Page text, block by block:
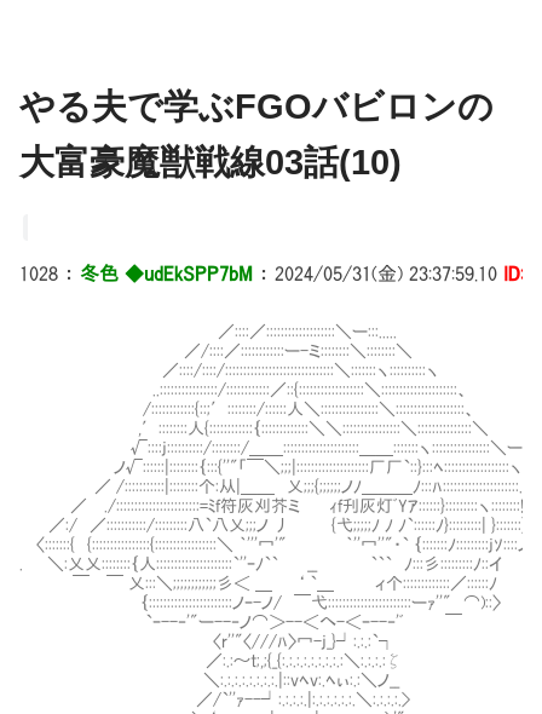
やる夫で学ぶFGOバビロンの
大富豪魔獣戦線03話(10)
1028 ： 冬色 ◆udEkSPP7bM ： 2024/05/31(金) 23:37:59.10
／::::／:::::::::::::::::::＼ー:::.....
／/::::／::::::::::::ー-ミ::::::::＼::::::::＼
／::::/::::/::::::::::::::::::::::::::::::＼:::::::ヽ::::::::::ヽ
..::::::::::::::::/::::::::::::／::{::::::::::::::::::＼:::::::::::::::::::::、
/::::::::::::{::;′::::::::/::::::人＼::::::::::::::::＼:::::::::::::::::::、
,′::::::::人{::::::::::::｛:::::::::::::＼＼::::::::::::::::＼:::::::::::::::＼
√::::j::::::::::/::::::::/＿＿:::::::::::::::::::::＿＿:::::::ヽ::::::::::::::::＼ー
ノ√::::::|::::::::｛:::{''"「￣＼;;;|::::::::::::::::::::厂厂`::}:::ﾍ::::::::::::::::::ヽ
／ /:::::::::::|::::::::个:从|＿＿ 乂;;;{;;;;;;ノﾉ＿＿＿ﾉ:::ﾊ:::::::::::::::::::::.
／ ./:::::::::::::::::::::::=ﾐf符灰刈芥ミ ｨf刋灰灯ﾞYｱ::::::}:::::::::ヽ::::::::!
／:/ ／:::::::::::/:::::::::八`八乂;;;ノ 丿 {弋;;;;;ﾉ ﾉ ﾉ`::::::ﾉ}:::::::::| }:::::::}_ノ
〈:::::::{ {::::::::::::::::{:::::::::::::::::＼ ｀'''冖'" ｀''冖''"・` ｛:::::::ﾉ:::::::::jｿ::::ノ
. ＼:乂乂::::::::｛人:::::::::::::::::::::`''ｰﾉ`` __ ``` ﾉ:::彡:::::::::ﾉ::イ
￣ ￣ 乂:::＼;;;;;;;;;;;;彡＜ ＿ ‘ `＿ ィ个:::::::::::::／::::::ﾉ
｛:::::::::::::::::::::::ノｰ-ノ/ ￣弋:::::::::::::::::::::::ーｧ''" ⌒)::〉
`ｰ--‐'"ー--‐ノ⌒＞--＜へ-＜ｰ--‐'ﾞ ￣
〈r''"〈///ﾊ〉冖-j_}┘:.:.:`┐
／:.:～t;,;{_{:.:.:.:.:.:.:.:.:＼:.:.:.:ζ
＼:.:.:.:.:.:.:.:.|::vﾍv:.ﾍぃ:.:＼ノ__
／/`''ｧ--┘:.:.:.:.|:.:.:.:.:.:.＼:.:.:.:.>